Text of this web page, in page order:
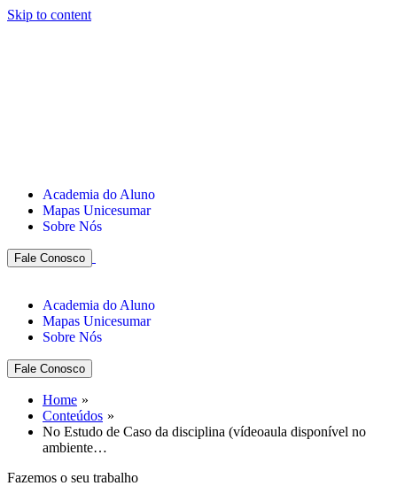
Skip to content
Academia do Aluno
Mapas Unicesumar
Sobre Nós
Fale Conosco
Academia do Aluno
Mapas Unicesumar
Sobre Nós
Fale Conosco
Home
Conteúdos
No Estudo de Caso da disciplina (vídeoaula disponível no
ambiente…
Fazemos o seu trabalho